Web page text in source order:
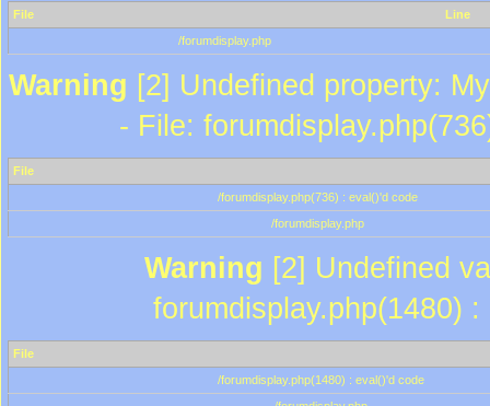
File
Line
/forumdisplay.php
Warning [2] Undefined property:
- File:
File
/forumdisplay.php(736) : eval()'d code
/forumdisplay.php
Warning [2] Undefined
forumdisplay.php(1480)
File
/forumdisplay.php(1480) : eval()'d code